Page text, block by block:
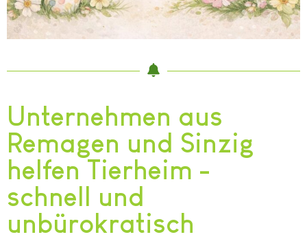
Unternehmen aus
Remagen und Sinzig
helfen Tierheim -
schnell und
unbürokratisch